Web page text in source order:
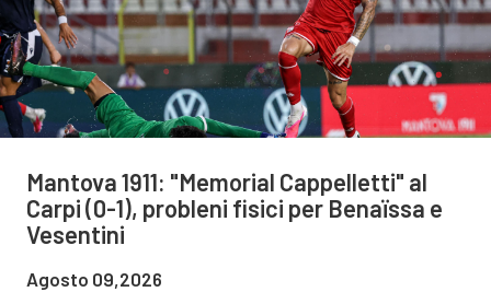
Mantova 1911: "Memorial Cappelletti" al
Carpi (0-1), probleni fisici per Benaïssa e
Vesentini
Agosto 09,2026